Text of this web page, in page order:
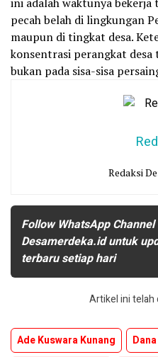
pecah belah di lingkungan
maupun di tingkat desa.
konsentrasi perangkat
bukan pada sisa-sisa
Redaksi
Follow WhatsApp Channel
Desamerdeka.id untuk
terbaru setiap hari
Artikel ini telah
Ade Kuswara Kunang